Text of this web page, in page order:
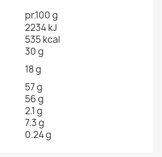
pr.100 g
2234 kJ
535 kcal
30 g
18 g
57 g
56 g
2.1 g
7.3 g
0.24 g